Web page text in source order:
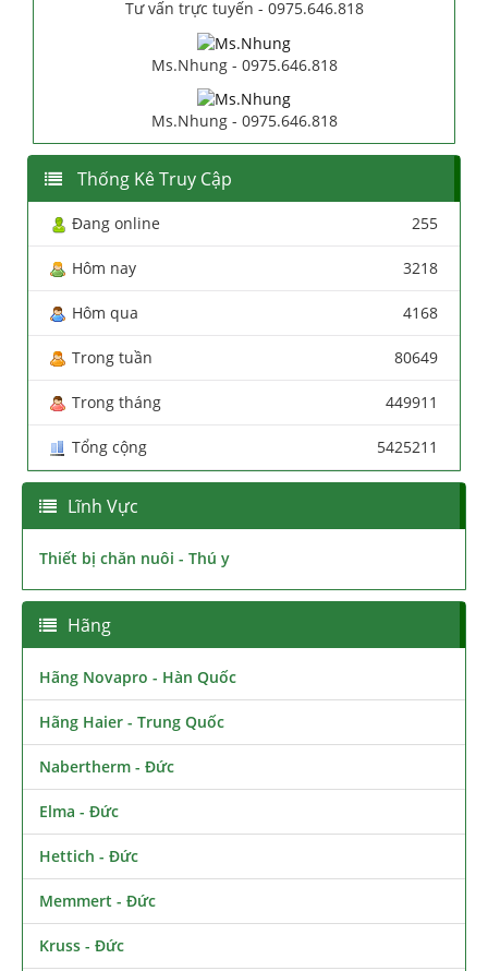
Tư vấn trực tuyến - 0975.646.818
Ms.Nhung - 0975.646.818
Ms.Nhung - 0975.646.818
Thống Kê Truy Cập
Đang online 255
Hôm nay 3218
Hôm qua 4168
Trong tuần 80649
Trong tháng 449911
Tổng cộng 5425211
Lĩnh Vực
Thiết bị chăn nuôi - Thú y
Hãng
Hãng Novapro - Hàn Quốc
Hãng Haier - Trung Quốc
Nabertherm - Đức
Elma - Đức
Hettich - Đức
Memmert - Đức
Kruss - Đức